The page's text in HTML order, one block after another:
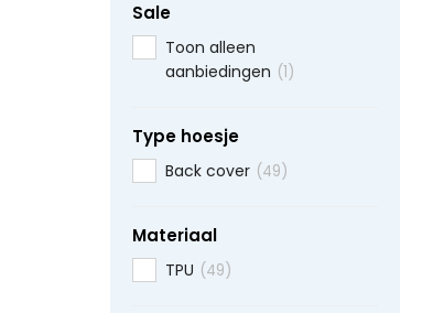
Sale
Toon alleen
aanbiedingen (1)
Type hoesje
Back cover (49)
Materiaal
TPU (49)